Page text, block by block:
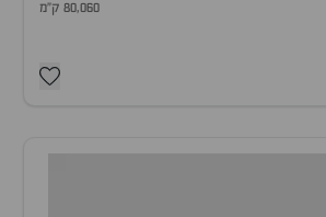
80,060 ק"מ